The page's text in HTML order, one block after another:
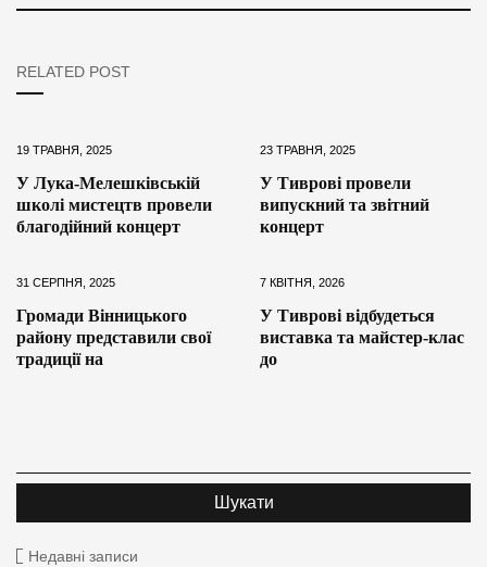
RELATED POST
19 ТРАВНЯ, 2025
У Лука-Мелешківській
школі мистецтв провели
благодійний концерт
23 ТРАВНЯ, 2025
У Тиврові провели
випускний та звітний
концерт
31 СЕРПНЯ, 2025
Громади Вінницького
району представили свої
традиції на
7 КВІТНЯ, 2026
У Тиврові відбудеться
виставка та майстер-клас
до
Недавні записи